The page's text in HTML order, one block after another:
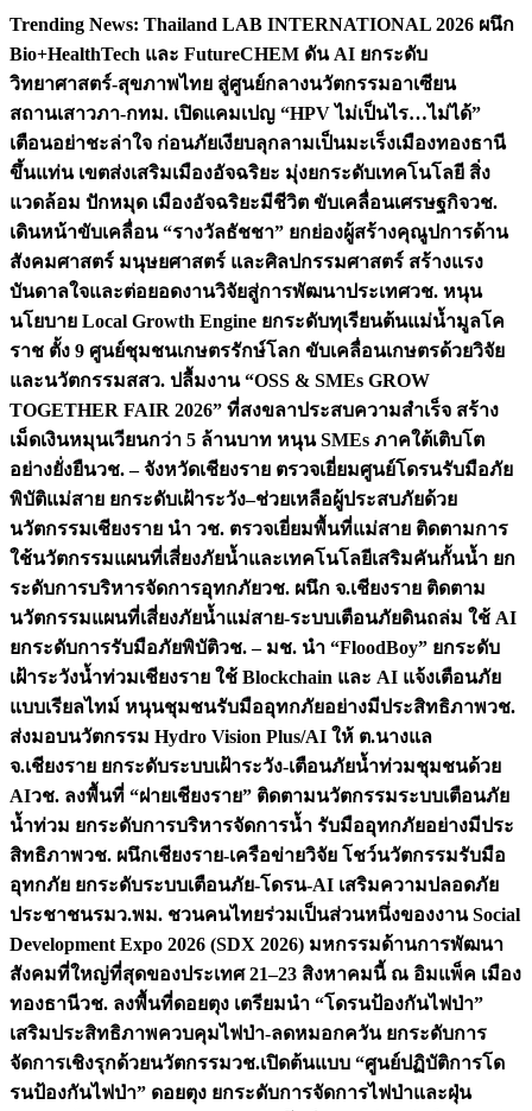
Skip
content
Trending News: Thailand LAB INTERNATIONAL 2026 ผนึก
Bio+HealthTech และ FutureCHEM ดัน AI ยกระดับ
วิทยาศาสตร์-สุขภาพไทย สู่ศูนย์กลางนวัตกรรมอาเซียน
สถานเสาวภา-กทม. เปิดแคมเปญ “HPV ไม่เป็นไร…ไม่ได้”
เตือนอย่าชะล่าใจ ก่อนภัยเงียบลุกลามเป็นมะเร็งเมืองทองธานี
ขึ้นแท่น เขตส่งเสริมเมืองอัจฉริยะ มุ่งยกระดับเทคโนโลยี สิ่ง
แวดล้อม ปักหมุด เมืองอัจฉริยะมีชีวิต ขับเคลื่อนเศรษฐกิจวช.
เดินหน้าขับเคลื่อน “รางวัลธัชชา” ยกย่องผู้สร้างคุณูปการด้าน
สังคมศาสตร์ มนุษยศาสตร์ และศิลปกรรมศาสตร์ สร้างแรง
บันดาลใจและต่อยอดงานวิจัยสู่การพัฒนาประเทศวช. หนุน
นโยบาย Local Growth Engine ยกระดับทุเรียนต้นแม่น้ำมูลโค
ราช ตั้ง 9 ศูนย์ชุมชนเกษตรรักษ์โลก ขับเคลื่อนเกษตรด้วยวิจัย
และนวัตกรรมสสว. ปลื้มงาน “OSS & SMEs GROW
TOGETHER FAIR 2026” ที่สงขลาประสบความสำเร็จ สร้าง
เม็ดเงินหมุนเวียนกว่า 5 ล้านบาท หนุน SMEs ภาคใต้เติบโต
อย่างยั่งยืนวช. – จังหวัดเชียงราย ตรวจเยี่ยมศูนย์โดรนรับมือภัย
พิบัติแม่สาย ยกระดับเฝ้าระวัง–ช่วยเหลือผู้ประสบภัยด้วย
นวัตกรรมเชียงราย นำ วช. ตรวจเยี่ยมพื้นที่แม่สาย ติดตามการ
ใช้นวัตกรรมแผนที่เสี่ยงภัยน้ำและเทคโนโลยีเสริมคันกั้นน้ำ ยก
ระดับการบริหารจัดการอุทกภัยวช. ผนึก จ.เชียงราย ติดตาม
นวัตกรรมแผนที่เสี่ยงภัยน้ำแม่สาย-ระบบเตือนภัยดินถล่ม ใช้ AI
ยกระดับการรับมือภัยพิบัติวช. – มช. นำ “FloodBoy” ยกระดับ
เฝ้าระวังน้ำท่วมเชียงราย ใช้ Blockchain และ AI แจ้งเตือนภัย
แบบเรียลไทม์ หนุนชุมชนรับมืออุทกภัยอย่างมีประสิทธิภาพวช.
ส่งมอบนวัตกรรม Hydro Vision Plus/AI ให้ ต.นางแล
จ.เชียงราย ยกระดับระบบเฝ้าระวัง-เตือนภัยน้ำท่วมชุมชนด้วย
AIวช. ลงพื้นที่ “ฝายเชียงราย” ติดตามนวัตกรรมระบบเตือนภัย
น้ำท่วม ยกระดับการบริหารจัดการน้ำ รับมืออุทกภัยอย่างมีประ
สิทธิภาพวช. ผนึกเชียงราย-เครือข่ายวิจัย โชว์นวัตกรรมรับมือ
อุทกภัย ยกระดับระบบเตือนภัย-โดรน-AI เสริมความปลอดภัย
ประชาชนรมว.พม. ชวนคนไทยร่วมเป็นส่วนหนึ่งของงาน Social
Development Expo 2026 (SDX 2026) มหกรรมด้านการพัฒนา
สังคมที่ใหญ่ที่สุดของประเทศ 21–23 สิงหาคมนี้ ณ อิมแพ็ค เมือง
ทองธานีวช. ลงพื้นที่ดอยตุง เตรียมนำ “โดรนป้องกันไฟป่า”
เสริมประสิทธิภาพควบคุมไฟป่า-ลดหมอกควัน ยกระดับการ
จัดการเชิงรุกด้วยนวัตกรรมวช.เปิดต้นแบบ “ศูนย์ปฏิบัติการโด
รนป้องกันไฟป่า” ดอยตุง ยกระดับการจัดการไฟป่าและฝุ่น